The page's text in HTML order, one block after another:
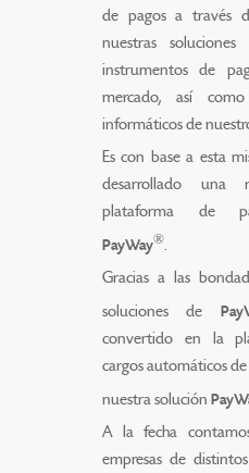
de pagos a través
nuestras
instrumentos de
mercado, así
informáticos de
Es con base a esta
desarrollado una
plataforma de
PayWay®.
Gracias a las
soluciones de
convertido en la
cargos automáticos
nuestra solución
A la fecha
empresas de